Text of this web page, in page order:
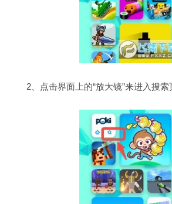
2、点击界面上的“放大镜”来进入搜索